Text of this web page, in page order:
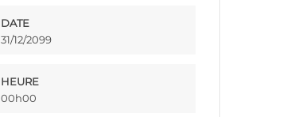
DATE
31/12/2099
HEURE
00h00